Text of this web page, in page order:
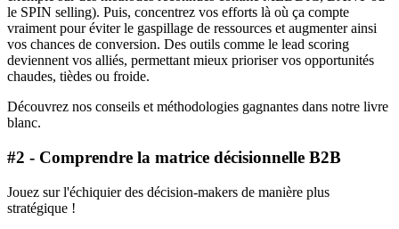
le SPIN selling). Puis, concentrez vos efforts là où ça compte
vraiment pour éviter le gaspillage de ressources et augmenter ainsi
vos chances de conversion. Des outils comme le lead scoring
deviennent vos alliés, permettant mieux prioriser vos opportunités
chaudes, tièdes ou froide.
Découvrez nos conseils et méthodologies gagnantes dans notre livre
blanc.
#2 - Comprendre la matrice décisionnelle B2B
Jouez sur l'échiquier des décision-makers de manière plus
stratégique !